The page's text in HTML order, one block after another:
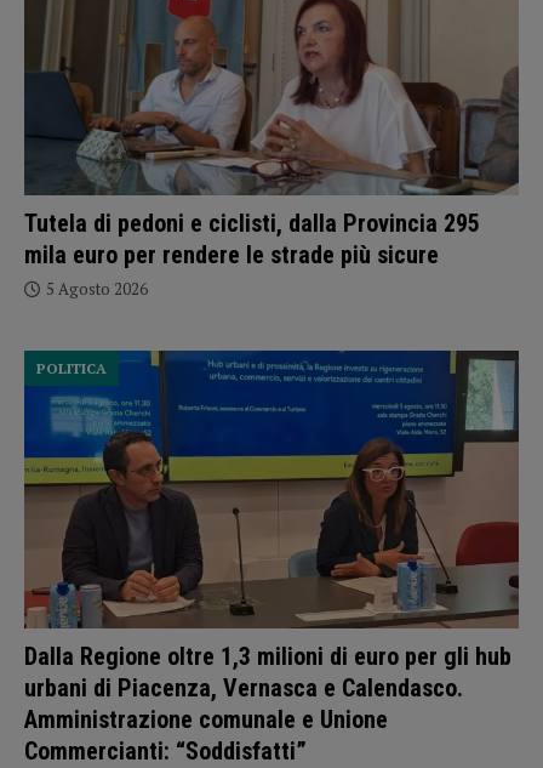
Tutela di pedoni e ciclisti, dalla Provincia 295
mila euro per rendere le strade più sicure
5 Agosto 2026
Dalla Regione oltre 1,3 milioni di euro per gli hub
urbani di Piacenza, Vernasca e Calendasco.
Amministrazione comunale e Unione
Commercianti: “Soddisfatti”
POLITICA